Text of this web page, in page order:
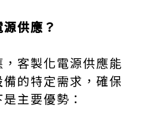
供應？
客製化電源供應能
的特定需求，確保
主要優勢：